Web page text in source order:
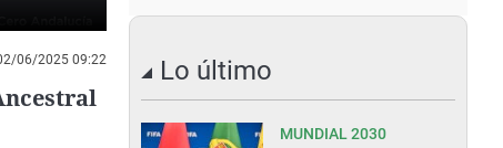
06/2025 09:22 Lo último
MUNDIAL 2030